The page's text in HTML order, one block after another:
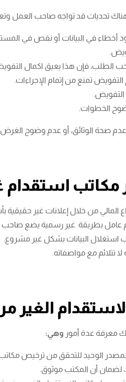
هناك تحديات قد تواجه صاحب العمل
في البيانات أو نقص في
الطلب، فإن هذا يعيق اكمال
التفويض تمنع من إتمام الإجراءات.
التفويض.
الخطوات.
صحة الوثائق، أو عدم وضوح الغرض
مكاتب استقدام
من خلال إعلانات غير حقيقية
عامل بطريقة غير رسمية يضع صاحب
استغلال البيانات بشكل غير مشروع.
تتلائم مع مواصفاته.
الغير
معرفة عدة أمور وهي:
الوحيد للتحقق من ترخيص
لضمان أن المكتب موثوق.